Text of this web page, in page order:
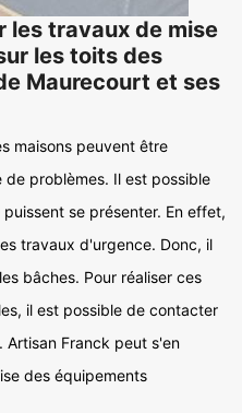
les travaux de mise
les toits des
Maurecourt et ses
maisons peuvent être
problèmes. Il est possible
se présenter. En effet,
travaux d'urgence. Donc, il
bâches. Pour réaliser ces
il est possible de contacter
Artisan Franck peut s'en
des équipements